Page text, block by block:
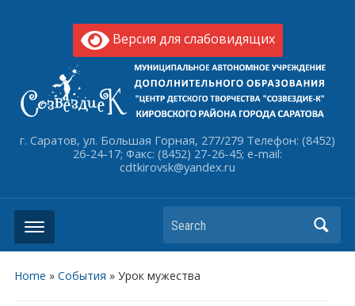
Версия для слабовидящих
г. Саратов, ул. Большая Горная, 277/279 Телефон: (8452)
26-24-17; Факс: (8452) 27-26-45; e-mail:
cdtkirovsk@yandex.ru
Search
Home » События » Урок мужества